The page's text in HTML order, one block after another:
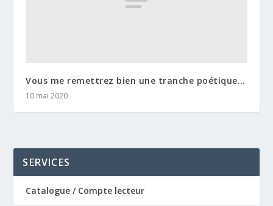
Vous me remettrez bien une tranche poétique…
10 mai 2020
SERVICES
Catalogue / Compte lecteur